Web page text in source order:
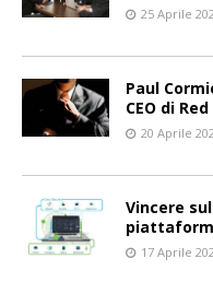
25 Aprile
Paul
CEO di
20 Aprile
Vincere
17 Aprile